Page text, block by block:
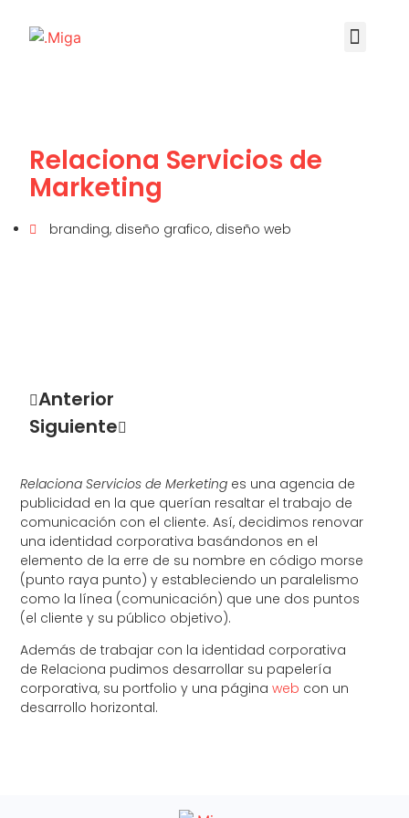
Relaciona Servicios de Merketing es una agencia de
publicidad en la que querían resaltar el trabajo de
comunicación con el cliente. Así, decidimos renovar
una identidad corporativa basándonos en el
elemento de la erre de su nombre en código morse
(punto raya punto) y estableciendo un paralelismo
como la línea (comunicación) que une dos puntos
(el cliente y su público objetivo).
Además de trabajar con la identidad corporativa
de Relaciona pudimos desarrollar su papelería
corporativa, su portfolio y una páginaweb con un
desarrollo horizontal.
Relaciona Servicios de
Marketing
branding, diseño grafico, diseño web
Anterior
Siguiente